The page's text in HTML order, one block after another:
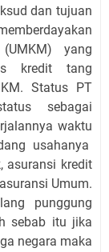
dan tujuan
yang
kredit tang
Status PT
sebagai
waktu
usahanya
asuransi kredit
Umum.
punggung
sebab itu jika
negara maka